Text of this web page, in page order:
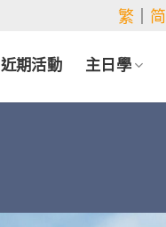
繁 简
近期活動 主日學